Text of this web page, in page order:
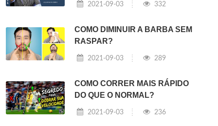
2021-09-03 332
COMO DIMINUIR A BARBA SEM
RASPAR?
2021-09-03 289
COMO CORRER MAIS RÁPIDO
DO QUE O NORMAL?
2021-09-03 236